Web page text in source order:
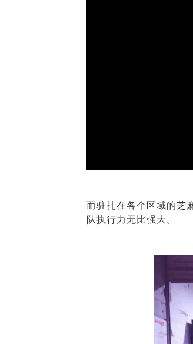
而驻扎在各个区域的芝
队执行力无比强大。